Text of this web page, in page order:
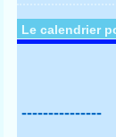
Le calendrier
---------------